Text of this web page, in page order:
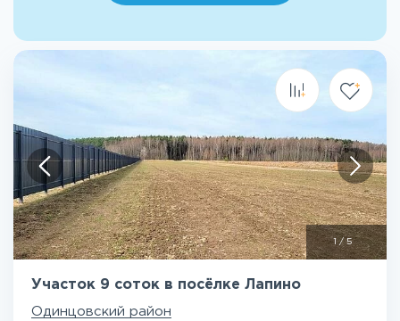
/ 5
Участок 9 соток в посёлке Лапино
Одинцовский район